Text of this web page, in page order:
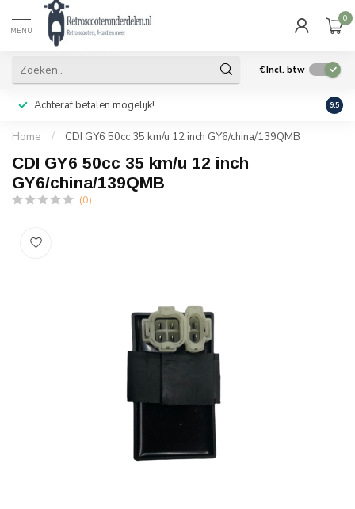
MENU
0
€Incl. btw
Achteraf betalen mogelijk! Geen
9.5
Home / CDI GY6 50cc 35 km/u 12 inch GY6/china/139QMB
CDI GY6 50cc 35 km/u 12 inch
GY6/china/139QMB
(0)